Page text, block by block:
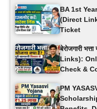
BA 1st
(Direct
Ticket
बेरोजगारी
Links):
Check &
PM